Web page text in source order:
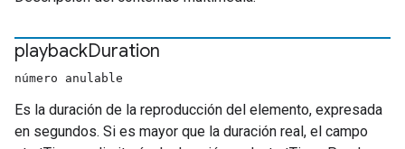
playbackDuration
número anulable
Es la duración de la reproducción del elemento, expresada
en segundos. Si es mayor que la duración real, el campo